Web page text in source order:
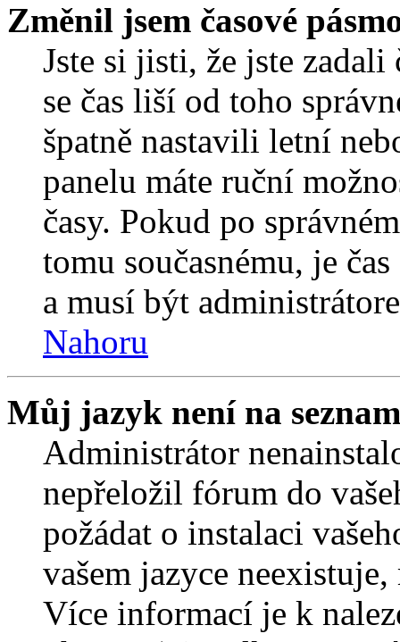
Změnil jsem časové
Jste si jisti, že jste zadali
se čas liší od toho
špatně nastavili letní
panelu máte ruční
časy. Pokud po
tomu současnému, je
a musí být
Nahoru
Můj jazyk není na
Administrátor
nepřeložil fórum do
požádat o instalaci
vašem jazyce
Více informací je k